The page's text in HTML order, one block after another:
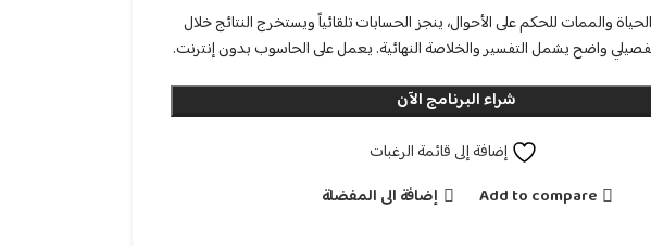
والممات للحكم على الأحوال، ينجز الحسابات تلقائياً ويستخرج النتائج خلال
واضح يشمل التفسير والخلاصة النهائية. يعمل على الحاسوب بدون إنترنت.
شراء البرنامج الآن
إضافة إلى قائمة الرغبات
Add to compare
إضافة الى المفضلة